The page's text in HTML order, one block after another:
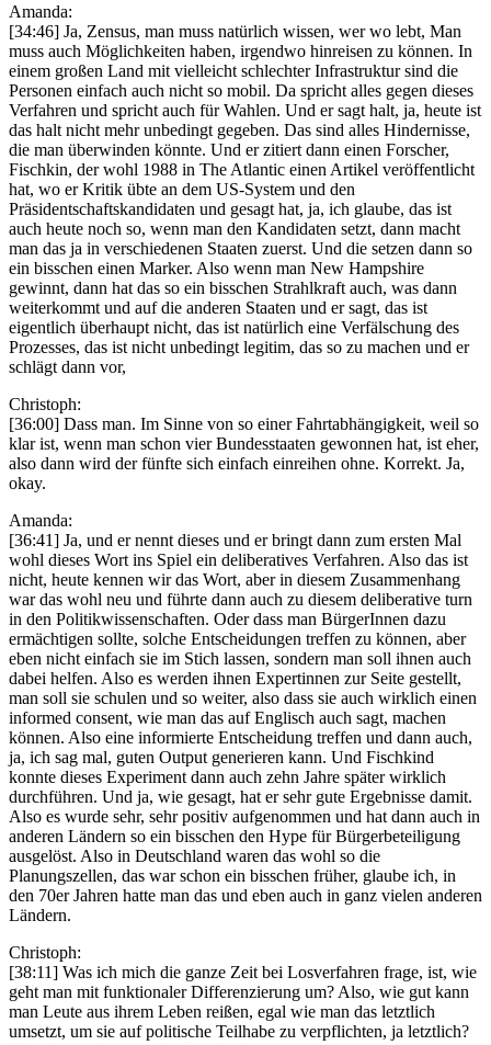
Amanda:
[34:46] Ja, Zensus, man muss natürlich wissen, wer wo lebt, Man
muss auch Möglichkeiten haben, irgendwo hinreisen zu können. In
einem großen Land mit vielleicht schlechter Infrastruktur sind die
Personen einfach auch nicht so mobil. Da spricht alles gegen dieses
Verfahren und spricht auch für Wahlen. Und er sagt halt, ja, heute ist
das halt nicht mehr unbedingt gegeben. Das sind alles Hindernisse,
die man überwinden könnte. Und er zitiert dann einen Forscher,
Fischkin, der wohl 1988 in The Atlantic einen Artikel veröffentlicht
hat, wo er Kritik übte an dem US-System und den
Präsidentschaftskandidaten und gesagt hat, ja, ich glaube, das ist
auch heute noch so, wenn man den Kandidaten setzt, dann macht
man das ja in verschiedenen Staaten zuerst. Und die setzen dann so
ein bisschen einen Marker. Also wenn man New Hampshire
gewinnt, dann hat das so ein bisschen Strahlkraft auch, was dann
weiterkommt und auf die anderen Staaten und er sagt, das ist
eigentlich überhaupt nicht, das ist natürlich eine Verfälschung des
Prozesses, das ist nicht unbedingt legitim, das so zu machen und er
schlägt dann vor,
Christoph:
[36:00] Dass man. Im Sinne von so einer Fahrtabhängigkeit, weil so
klar ist, wenn man schon vier Bundesstaaten gewonnen hat, ist eher,
also dann wird der fünfte sich einfach einreihen ohne. Korrekt. Ja,
okay.
Amanda:
[36:41] Ja, und er nennt dieses und er bringt dann zum ersten Mal
wohl dieses Wort ins Spiel ein deliberatives Verfahren. Also das ist
nicht, heute kennen wir das Wort, aber in diesem Zusammenhang
war das wohl neu und führte dann auch zu diesem deliberative turn
in den Politikwissenschaften. Oder dass man BürgerInnen dazu
ermächtigen sollte, solche Entscheidungen treffen zu können, aber
eben nicht einfach sie im Stich lassen, sondern man soll ihnen auch
dabei helfen. Also es werden ihnen Expertinnen zur Seite gestellt,
man soll sie schulen und so weiter, also dass sie auch wirklich einen
informed consent, wie man das auf Englisch auch sagt, machen
können. Also eine informierte Entscheidung treffen und dann auch,
ja, ich sag mal, guten Output generieren kann. Und Fischkind
konnte dieses Experiment dann auch zehn Jahre später wirklich
durchführen. Und ja, wie gesagt, hat er sehr gute Ergebnisse damit.
Also es wurde sehr, sehr positiv aufgenommen und hat dann auch in
anderen Ländern so ein bisschen den Hype für Bürgerbeteiligung
ausgelöst. Also in Deutschland waren das wohl so die
Planungszellen, das war schon ein bisschen früher, glaube ich, in
den 70er Jahren hatte man das und eben auch in ganz vielen anderen
Ländern.
Christoph:
[38:11] Was ich mich die ganze Zeit bei Losverfahren frage, ist, wie
geht man mit funktionaler Differenzierung um? Also, wie gut kann
man Leute aus ihrem Leben reißen, egal wie man das letztlich
umsetzt, um sie auf politische Teilhabe zu verpflichten, ja letztlich?